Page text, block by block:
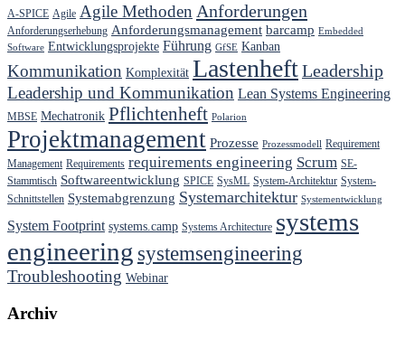
A-SPICE Agile Agile Methoden Anforderungen
Anforderungserhebung Anforderungsmanagement barcamp Embedded
Software Entwicklungsprojekte Führung GfSE Kanban
Kommunikation Komplexität LastenheftLeadership
Leadership und Kommunikation Lean Systems Engineering
MBSE Mechatronik Pflichtenheft Polarion
Projektmanagement Prozesse Prozessmodell Requirement
Management Requirements requirements engineering Scrum SE-
Stammtisch Softwareentwicklung SPICE SysML System-Architektur System-
Schnittstellen Systemabgrenzung Systemarchitektur Systementwicklung
System Footprint systems.camp Systems Architecture systems
engineering systemsengineering
Troubleshooting Webinar
Archiv